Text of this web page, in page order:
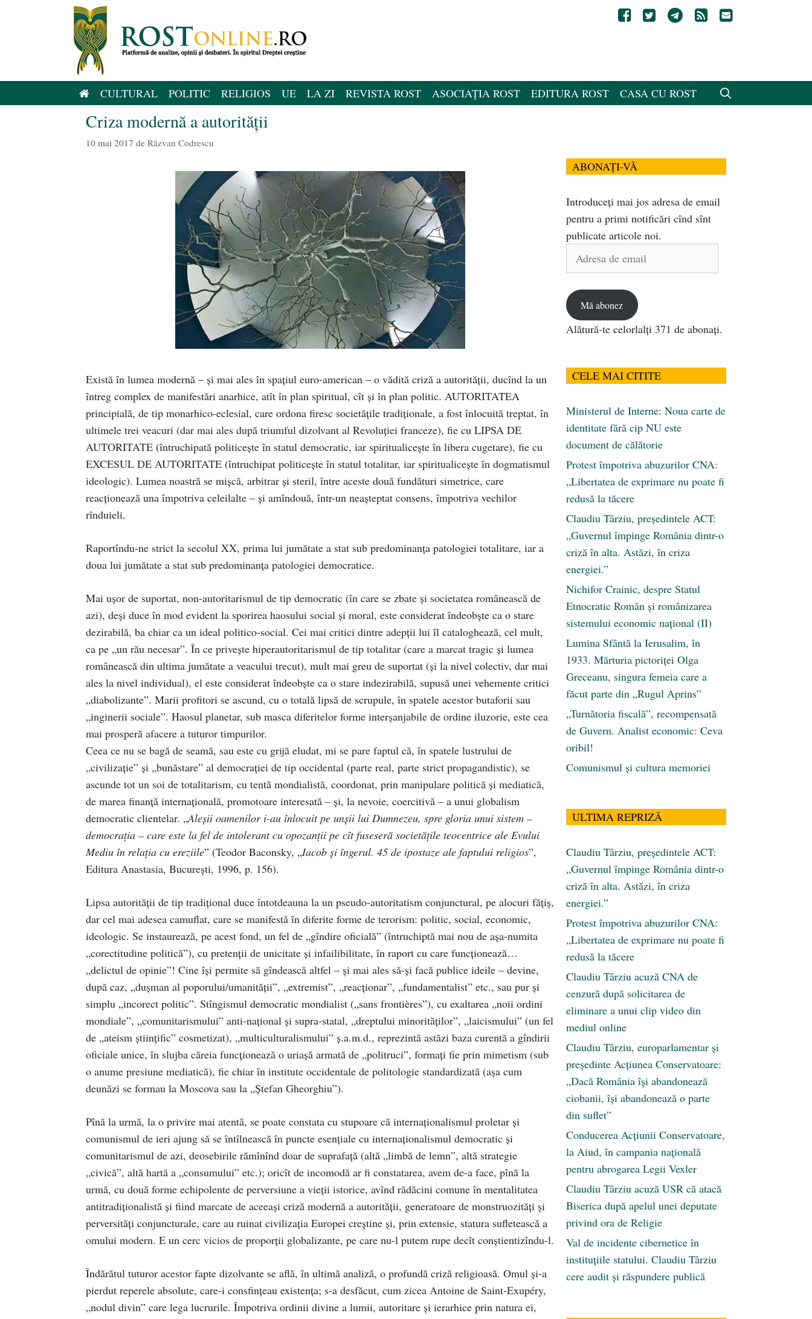
CULTURAL POLITIC RELIGIOS UE LA ZI REVISTA ROST ASOCIAȚIA ROST EDITURA ROST CASA CU ROST
Criza modernă a autorității
10 mai 2017 de Răzvan Codrescu
Există în lumea modernă – şi mai ales în spaţiul euro-american – o vădită criză a autorităţii, ducînd la un
întreg complex de manifestări anarhice, atît în plan spiritual, cît şi în plan politic. AUTORITATEA
principială, de tip monarhico-eclesial, care ordona firesc societăţile tradiţionale, a fost înlocuită treptat, în
ultimele trei veacuri (dar mai ales după triumful dizolvant al Revoluţiei franceze), fie cu LIPSA DE
AUTORITATE (întruchipată politiceşte în statul democratic, iar spiritualiceşte în libera cugetare), fie cu
EXCESUL DE AUTORITATE (întruchipat politiceşte în statul totalitar, iar spiritualiceşte în dogmatismul
ideologic). Lumea noastră se mişcă, arbitrar şi steril, între aceste două fundături simetrice, care
reacţionează una împotriva celeilalte – şi amîndouă, într-un neaşteptat consens, împotriva vechilor
rînduieli.
Raportîndu-ne strict la secolul XX, prima lui jumătate a stat sub predominanţa patologiei totalitare, iar a
doua lui jumătate a stat sub predominanţa patologiei democratice.
Mai uşor de suportat, non-autoritarismul de tip democratic (în care se zbate şi societatea românească de
azi), deşi duce în mod evident la sporirea haosului social şi moral, este considerat îndeobşte ca o stare
dezirabilă, ba chiar ca un ideal politico-social. Cei mai critici dintre adepţii lui îl cataloghează, cel mult,
ca pe „un rău necesar”. În ce priveşte hiperautoritarismul de tip totalitar (care a marcat tragic şi lumea
românească din ultima jumătate a veacului trecut), mult mai greu de suportat (și la nivel colectiv, dar mai
ales la nivel individual), el este considerat îndeobşte ca o stare indezirabilă, supusă unei vehemente critici
„diabolizante”. Marii profitori se ascund, cu o totală lipsă de scrupule, în spatele acestor butaforii sau
„inginerii sociale”. Haosul planetar, sub masca diferitelor forme interșanjabile de ordine iluzorie, este cea
mai prosperă afacere a tuturor timpurilor.
Ceea ce nu se bagă de seamă, sau este cu grijă eludat, mi se pare faptul că, în spatele lustrului de
„civilizaţie” şi „bunăstare” al democraţiei de tip occidental (parte real, parte strict propagandistic), se
ascunde tot un soi de totalitarism, cu tentă mondialistă, coordonat, prin manipulare politică și mediatică,
de marea finanţă internaţională, promotoare interesată – și, la nevoie, coercitivă – a unui globalism
democratic clientelar. „Aleşii oamenilor i-au înlocuit pe unşii lui Dumnezeu, spre gloria unui sistem –
democraţia – care este la fel de intolerant cu opozanţii pe cît fuseseră societăţile teocentrice ale Evului
Mediu în relaţia cu ereziile” (Teodor Baconsky, „Iacob şi îngerul. 45 de ipostaze ale faptului religios”,
Editura Anastasia, Bucureşti, 1996, p. 156).
Lipsa autorităţii de tip tradiţional duce întotdeauna la un pseudo-autoritatism conjunctural, pe alocuri făţiş,
dar cel mai adesea camuflat, care se manifestă în diferite forme de terorism: politic, social, economic,
ideologic. Se instaurează, pe acest fond, un fel de „gîndire oficială” (întruchiptă mai nou de așa-numita
„corectitudine politică”), cu pretenţii de unicitate şi infailibilitate, în raport cu care funcţionează…
„delictul de opinie”! Cine îşi permite să gîndească altfel – şi mai ales să-şi facă publice ideile – devine,
după caz, „duşman al poporului/umanităţii”, „extremist”, „reacţionar”, „fundamentalist” etc., sau pur și
simplu „incorect politic”. Stîngismul democratic mondialist („sans frontières”), cu exaltarea „noii ordini
mondiale”, „comunitarismului” anti-naţional şi supra-statal, „dreptului minorităţilor”, „laicismului” (un fel
de „ateism ştiinţific” cosmetizat), „multiculturalismului” ş.a.m.d., reprezintă astăzi baza curentă a gîndirii
oficiale unice, în slujba căreia funcţionează o uriaşă armată de „politruci”, formaţi fie prin mimetism (sub
o anume presiune mediatică), fie chiar în institute occidentale de politologie standardizată (aşa cum
deunăzi se formau la Moscova sau la „Ştefan Gheorghiu”).
Pînă la urmă, la o privire mai atentă, se poate constata cu stupoare că internaţionalismul proletar şi
comunismul de ieri ajung să se întîlnească în puncte esenţiale cu internaţionalismul democratic şi
comunitarismul de azi, deosebirile rămînînd doar de suprafaţă (altă „limbă de lemn”, altă strategie
„civică”, altă hartă a „consumului” etc.); oricît de incomodă ar fi constatarea, avem de-a face, pînă la
urmă, cu două forme echipolente de perversiune a vieţii istorice, avînd rădăcini comune în mentalitatea
antitradiţionalistă şi fiind marcate de aceeaşi criză modernă a autorităţii, generatoare de monstruozităţi şi
perversităţi conjuncturale, care au ruinat civilizaţia Europei creştine şi, prin extensie, statura sufletească a
omului modern. E un cerc vicios de proporţii globalizante, pe care nu-l putem rupe decît conştientizîndu-l.
Îndărătul tuturor acestor fapte dizolvante se află, în ultimă analiză, o profundă criză religioasă. Omul şi-a
pierdut reperele absolute, care-i consfinţeau existenţa; s-a desfăcut, cum zicea Antoine de Saint-Exupéry,
„nodul divin” care lega lucrurile. Împotriva ordinii divine a lumii, autoritare şi ierarhice prin natura ei,
ABONAȚI-VĂ
Introduceți mai jos adresa de email
pentru a primi notificări cînd sînt
publicate articole noi.
Adresa
Mă abonez
Alătură-te celorlalți 371 de abonați.
CELE MAI CITITE
Ministerul de Interne: Noua carte de
identitate fără cip NU este
document de călătorie
Protest împotriva abuzurilor CNA:
„Libertatea de exprimare nu poate fi
redusă la tăcere
Claudiu Târziu, președintele ACT:
„Guvernul împinge România dintr-o
criză în alta. Astăzi, în criza
energiei.”
Nichifor Crainic, despre Statul
Etnocratic Român şi românizarea
sistemului economic naţional (II)
Lumina Sfântă la Ierusalim, în
1933. Mărturia pictoriței Olga
Greceanu, singura femeia care a
făcut parte din „Rugul Aprins”
„Turnătoria fiscală”, recompensată
de Guvern. Analist economic: Ceva
oribil!
Comunismul şi cultura memoriei
ULTIMA REPRIZĂ
Claudiu Târziu, președintele ACT:
„Guvernul împinge România dintr-o
criză în alta. Astăzi, în criza
energiei.”
Protest împotriva abuzurilor CNA:
„Libertatea de exprimare nu poate fi
redusă la tăcere
Claudiu Târziu acuză CNA de
cenzură după solicitarea de
eliminare a unui clip video din
mediul online
Claudiu Târziu, europarlamentar și
președinte Acțiunea Conservatoare:
„Dacă România își abandonează
ciobanii, își abandonează o parte
din suflet”
Conducerea Acțiunii Conservatoare,
la Aiud, în campania națională
pentru abrogarea Legii Vexler
Claudiu Târziu acuză USR că atacă
Biserica după apelul unei deputate
privind ora de Religie
Val de incidente cibernetice în
instituțiile statului. Claudiu Târziu
cere audit și răspundere publică